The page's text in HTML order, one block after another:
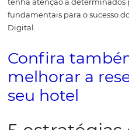
preciso investir em
hotel. É precisoentender
objetivos. Estes são
personagens criados
frequentam o seu
representações que
Essencialmente, ilustram